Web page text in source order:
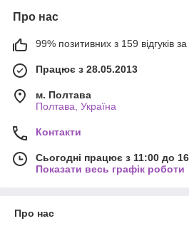
Про нас
99% позитивних з 159 відгуків за
Працює з 28.05.2013
м. Полтава
Полтава, Україна
Контакти
Сьогодні працює з 11:00 до
Показати весь графік роботи
Про нас